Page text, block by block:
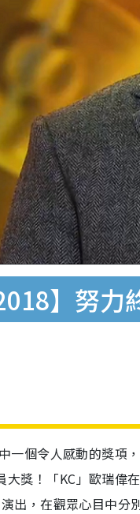
】努
一個令人感動的獎項
獎！「KC」歐瑞偉
出，在觀眾心目中分